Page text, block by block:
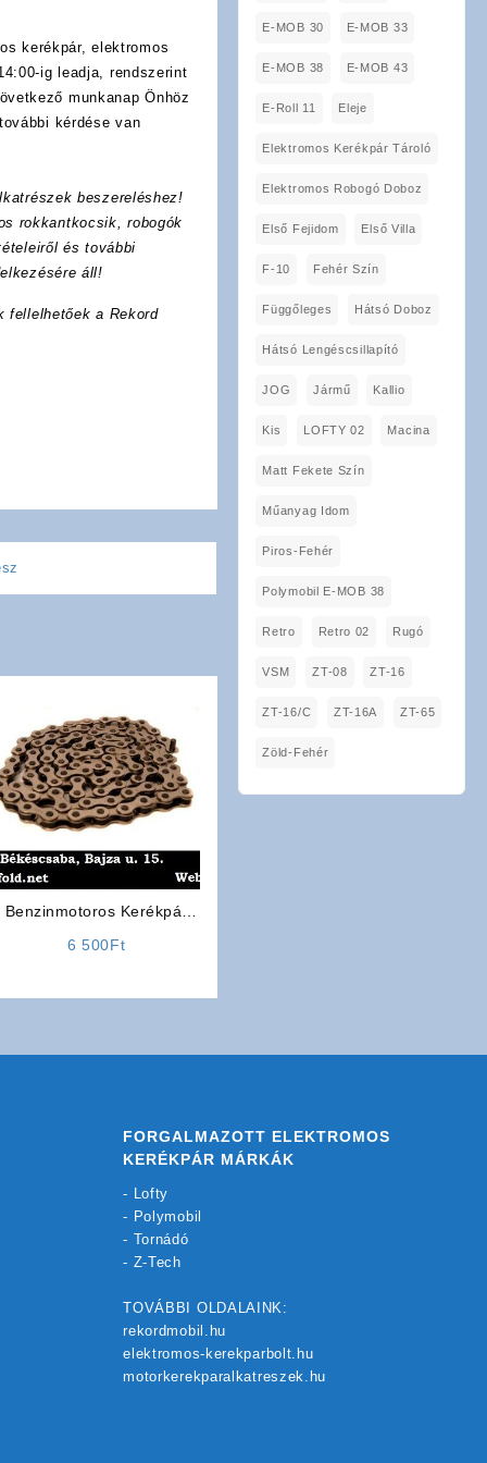
kerékpár, elektromos
ig leadja, rendszerint
munkanap Önhöz
kérdése van
beszereléshez!
rokkantkocsik, robogók
és további
áll!
fellelhetőek a Rekord
Benzinmotoros Kerékpár
6 500Ft
E-MOB 30 E-MOB 33
E-MOB 38 E-MOB 43
E-Roll 11 Eleje
Elektromos Kerékpár Tároló
Elektromos Robogó Doboz
Első Fejidom Első Villa
F-10 Fehér Szín
Függőleges Hátsó Doboz
Hátsó Lengéscsillapító
JOG Jármű Kallio
Kis LOFTY 02 Macina
Matt Fekete Szín
Műanyag Idom
Piros-Fehér
Polymobil E-MOB 38
Retro Retro 02 Rugó
VSM ZT-08 ZT-16
ZT-16/C ZT-16A ZT-65
Zöld-Fehér
FORGALMAZOTT ELEKTROMOS
KERÉKPÁR MÁRKÁK
- Lofty
- Polymobil
- Tornádó
- Z-Tech
TOVÁBBI OLDALAINK:
rekordmobil.hu
elektromos-kerekparbolt.hu
motorkerekparalkatreszek.hu